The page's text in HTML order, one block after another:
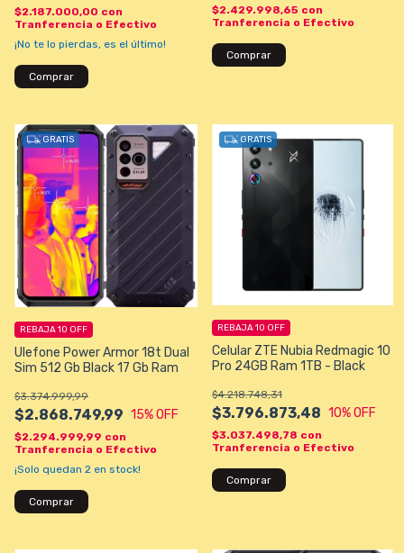
$2.187.000,00 con
Tranferencia o Efectivo
¡No te lo pierdas, es el último!
Comprar
$2.429.998,65 con
Tranferencia o Efectivo
Comprar
GRATIS
Ulefone Power Armor 18t Dual
Sim 512 Gb Black 17 Gb Ram
$2.868.749,99
$3.374.999,99
15% OFF
REBAJA 10 OFF
$2.294.999,99 con
Tranferencia o Efectivo
¡Solo quedan 2 en stock!
Comprar
GRATIS
Celular ZTE Nubia Redmagic 10
Pro 24GB Ram 1TB - Black
$3.796.873,48
$4.218.748,31
10% OFF
REBAJA 10 OFF
$3.037.498,78 con
Tranferencia o Efectivo
Comprar